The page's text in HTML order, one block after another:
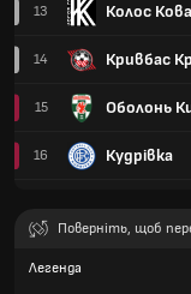
13 Колос
14 Кривбас
15 Оболонь
16 Кудрівка
Поверніть, щоб
Легенда